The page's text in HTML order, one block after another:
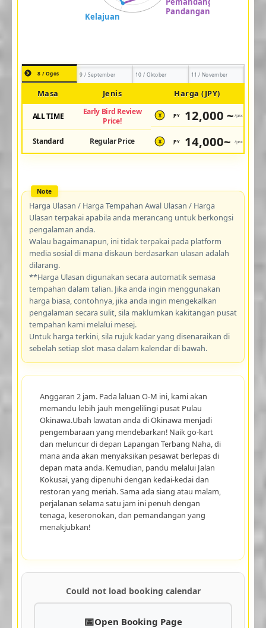
8 / Ogos 9 / September 10 / Oktober 11 / November
Masa Jenis Harga (JPY)
ALL TIME
Early Bird Review
Price!
¥ JPY 12,000 ~ /pax
Standard Regular Price ¥ JPY 14,000~ /pax
Harga Ulasan / Harga Tempahan Awal Ulasan / Harga
Ulasan terpakai apabila anda merancang untuk berkongsi
pengalaman anda.
Walau bagaimanapun, ini tidak terpakai pada platform
media sosial di mana diskaun berdasarkan ulasan adalah
dilarang.
**Harga Ulasan digunakan secara automatik semasa
tempahan dalam talian. Jika anda ingin menggunakan
harga biasa, contohnya, jika anda ingin mengekalkan
pengalaman secara sulit, sila maklumkan kakitangan pusat
tempahan kami melalui mesej.
Untuk harga terkini, sila rujuk kadar yang disenaraikan di
sebelah setiap slot masa dalam kalendar di bawah.
Anggaran 2 jam. Pada laluan O-M ini, kami akan
memandu lebih jauh mengelilingi pusat Pulau
Okinawa.Ubah lawatan anda di Okinawa menjadi
pengembaraan yang mendebarkan! Naik go-kart
dan meluncur di depan Lapangan Terbang Naha, di
mana anda akan menyaksikan pesawat berlepas di
depan mata anda. Kemudian, pandu melalui Jalan
Kokusai, yang dipenuhi dengan kedai-kedai dan
restoran yang meriah. Sama ada siang atau malam,
perjalanan selama satu jam ini penuh dengan
tenaga, keseronokan, dan pemandangan yang
menakjubkan!
Could not load booking calendar
Open Booking Page